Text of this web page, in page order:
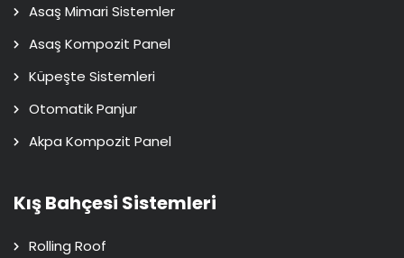
Asaş Mimari Sistemler
Asaş Kompozit Panel
Küpeşte Sistemleri
Otomatik Panjur
Akpa Kompozit Panel
Kış Bahçesi Sistemleri
Rolling Roof